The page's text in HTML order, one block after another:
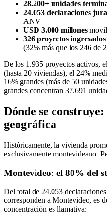
28.200+ unidades
24.053 declaraciones
ANV
USD 3.000 millones
326 proyectos ingresados
(32% más que los 246 de
De los 1.935 proyectos activos,
(hasta 20 viviendas), el 24%
16% grandes (más de 50
grandes concentran 37.691
Dónde se
geográfica
Históricamente, la vivienda
exclusivamente montevideano.
Montevideo: el 80% del
Del total de 24.053
corresponden a Montevideo, es
concentración es llamativa: